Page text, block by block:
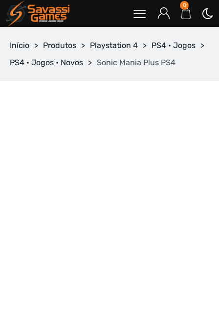
0
Início > Produtos > Playstation 4 > PS4 • Jogos >
PS4 • Jogos • Novos > Sonic Mania Plus PS4